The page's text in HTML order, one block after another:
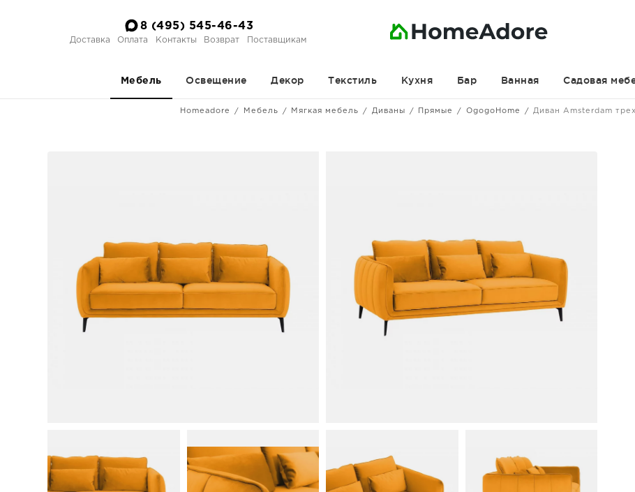
8 (495) 545-46-43
Доставка Оплата Контакты Возврат Поставщикам
Мебель Освещение Декор Текстиль Кухня Бар Ванная Садовая
Homeadore Мебель Мягкая мебель Диваны Прямые OgogoHome Диван Amsterdam